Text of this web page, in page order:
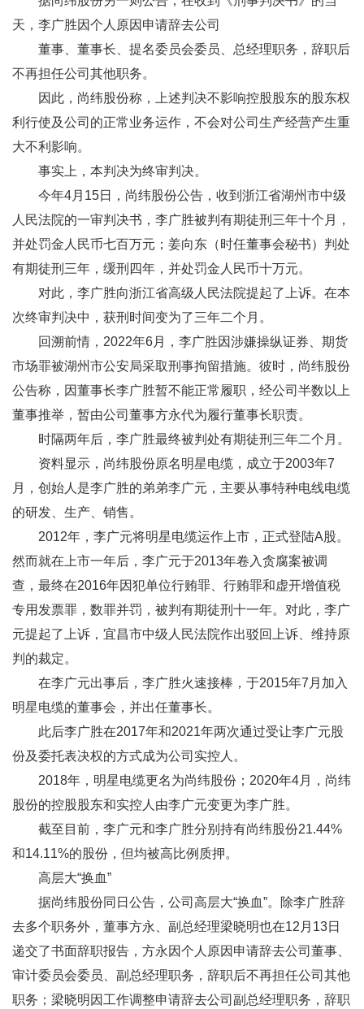
天，李广胜因个人原因申请辞去公司
董事、董事长、提名委员会委员、总经理职务，辞职后
不再担任公司其他职务。
因此，尚纬股份称，上述判决不影响控股股东的股东权
利行使及公司的正常业务运作，不会对公司生产经营产生重
大不利影响。
事实上，本判决为终审判决。
今年4月15日，尚纬股份公告，收到浙江省湖州市中级
人民法院的一审判决书，李广胜被判有期徒刑三年十个月，
并处罚金人民币七百万元；姜向东（时任董事会秘书）判处
有期徒刑三年，缓刑四年，并处罚金人民币十万元。
对此，李广胜向浙江省高级人民法院提起了上诉。在本
次终审判决中，获刑时间变为了三年二个月。
回溯前情，2022年6月，李广胜因涉嫌操纵证券、期货
市场罪被湖州市公安局采取刑事拘留措施。彼时，尚纬股份
公告称，因董事长李广胜暂不能正常履职，经公司半数以上
董事推举，暂由公司董事方永代为履行董事长职责。
时隔两年后，李广胜最终被判处有期徒刑三年二个月。
资料显示，尚纬股份原名明星电缆，成立于2003年7
月，创始人是李广胜的弟弟李广元，主要从事特种电线电缆
的研发、生产、销售。
2012年，李广元将明星电缆运作上市，正式登陆A股。
然而就在上市一年后，李广元于2013年卷入贪腐案被调
查，最终在2016年因犯单位行贿罪、行贿罪和虚开增值税
专用发票罪，数罪并罚，被判有期徒刑十一年。对此，李广
元提起了上诉，宜昌市中级人民法院作出驳回上诉、维持原
判的裁定。
在李广元出事后，李广胜火速接棒，于2015年7月加入
明星电缆的董事会，并出任董事长。
此后李广胜在2017年和2021年两次通过受让李广元股
份及委托表决权的方式成为公司实控人。
2018年，明星电缆更名为尚纬股份；2020年4月，尚纬
股份的控股股东和实控人由李广元变更为李广胜。
截至目前，李广元和李广胜分别持有尚纬股份21.44%
和14.11%的股份，但均被高比例质押。
高层大“换血”
据尚纬股份同日公告，公司高层大“换血”。除李广胜辞
去多个职务外，董事方永、副总经理梁晓明也在12月13日
递交了书面辞职报告，方永因个人原因申请辞去公司董事、
审计委员会委员、副总经理职务，辞职后不再担任公司其他
职务；梁晓明因工作调整申请辞去公司副总经理职务，辞职